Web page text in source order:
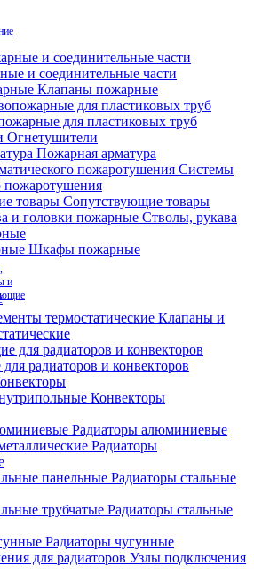
и соединительные части
Клапаны пожарные
для пластиковых труб
Огнетушители
Пожарная арматура
Системы
пожаротушения
Сопутствующие товары
Стволы, рукава
Шкафы пожарные
и
Клапаны и
радиаторов и конвекторов
Конвекторы
Радиаторы алюминиевые
Радиаторы
Радиаторы стальные
Радиаторы стальные
Радиаторы чугунные
Узлы подключения